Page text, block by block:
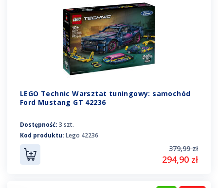
LEGO Technic Warsztat tuningowy: samochód
Ford Mustang GT 42236
Dostępność: 3 szt.
Kod produktu: Lego 42236
379,99 zł
294,90 zł